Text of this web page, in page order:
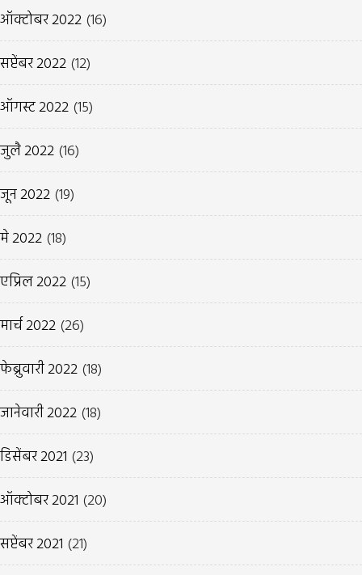
ऑक्टोबर 2022 (16)
सप्टेंबर 2022 (12)
ऑगस्ट 2022 (15)
जुलै 2022 (16)
जून 2022 (19)
मे 2022 (18)
एप्रिल 2022 (15)
मार्च 2022 (26)
फेब्रुवारी 2022 (18)
जानेवारी 2022 (18)
डिसेंबर 2021 (23)
ऑक्टोबर 2021 (20)
सप्टेंबर 2021 (21)